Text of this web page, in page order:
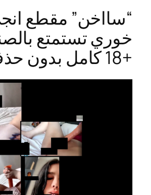
“سااخن” مقطع
خوري تستمتع
+18 كامل بدون حذف